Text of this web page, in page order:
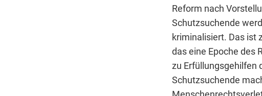
Reform nach
Schutzsuchende
kriminalisiert. Das ist
das eine Epoche des
zu Erfüllungsgehilfen
Schutzsuchende